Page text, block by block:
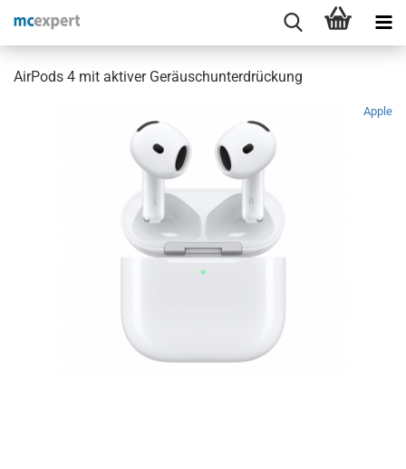
AirPods 4 mit aktiver Geräuschunterdrückung
Apple